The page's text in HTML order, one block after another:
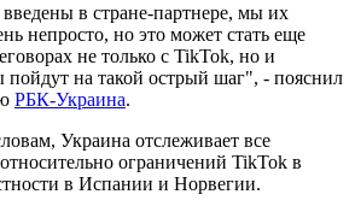
в стране-партнере, мы их
непросто, но это может стать еще
не только с TikTok, но и
пойдут на такой острый шаг", - пояснил
РБК-Украина.
Украина отслеживает все
ограничений TikTok в
в Испании и Норвегии.